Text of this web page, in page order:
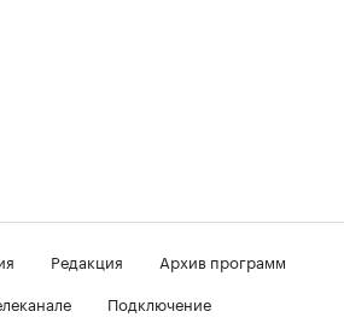
Редакция
Архив программ
Подключение